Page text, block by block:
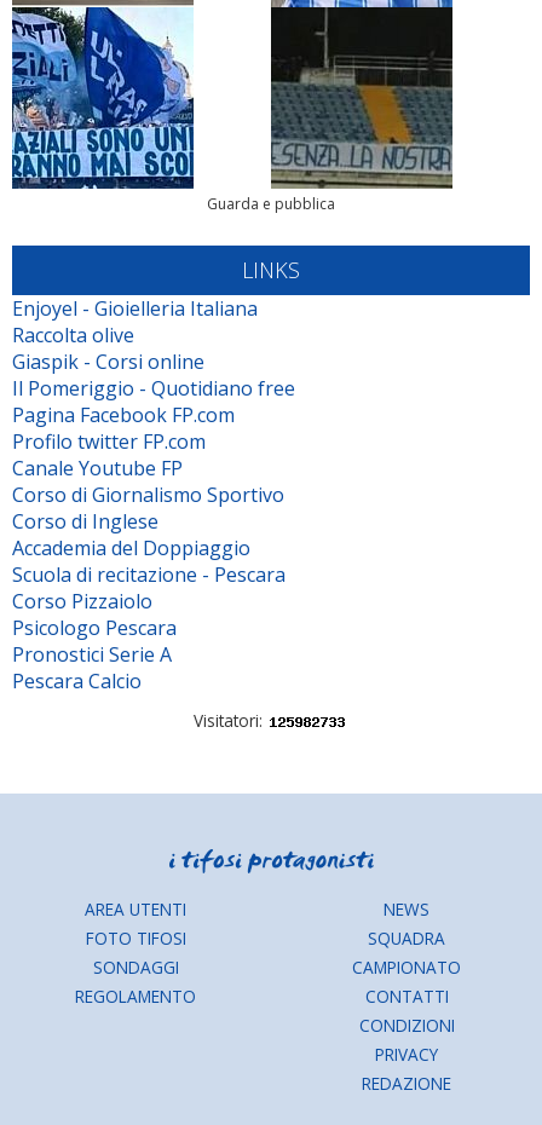
Guarda e pubblica
LINKS
Enjoyel - Gioielleria Italiana
Raccolta olive
Giaspik - Corsi online
Il Pomeriggio - Quotidiano free
Pagina Facebook FP.com
Profilo twitter FP.com
Canale Youtube FP
Corso di Giornalismo Sportivo
Corso di Inglese
Accademia del Doppiaggio
Scuola di recitazione - Pescara
Corso Pizzaiolo
Psicologo Pescara
Pronostici Serie A
Pescara Calcio
Visitatori:
AREA UTENTI
FOTO TIFOSI
SONDAGGI
REGOLAMENTO
NEWS
SQUADRA
CAMPIONATO
CONTATTI
CONDIZIONI
PRIVACY
REDAZIONE